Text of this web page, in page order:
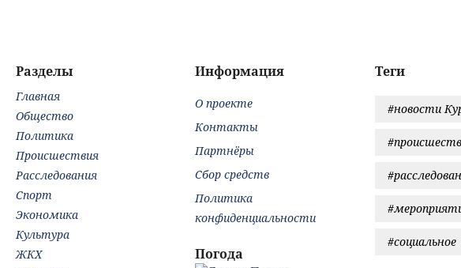
Теги
#новости
#социальное
Разделы
Главная
Общество
Политика
Происшествия
Расследования
Спорт
Экономика
Культура
ЖКХ
Информация
О проекте
Контакты
Партнёры
Сбор средств
Политика
конфиденциальности
Погода